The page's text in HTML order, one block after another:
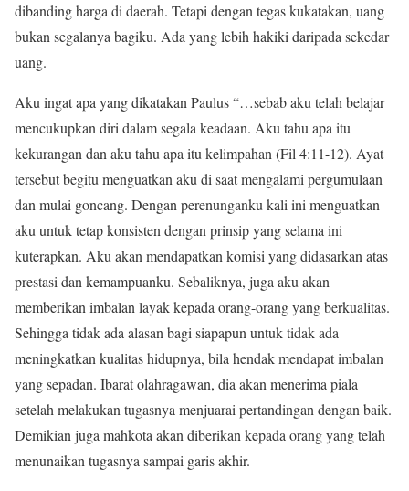
dibanding harga di daerah. Tetapi dengan tegas kukatakan, uang
bukan segalanya bagiku. Ada yang lebih hakiki daripada sekedar
uang.
Aku ingat apa yang dikatakan Paulus “…sebab aku telah belajar
mencukupkan diri dalam segala keadaan. Aku tahu apa itu
kekurangan dan aku tahu apa itu kelimpahan (Fil 4:11-12). Ayat
tersebut begitu menguatkan aku di saat mengalami pergumulaan
dan mulai goncang. Dengan perenunganku kali ini menguatkan
aku untuk tetap konsisten dengan prinsip yang selama ini
kuterapkan. Aku akan mendapatkan komisi yang didasarkan atas
prestasi dan kemampuanku. Sebaliknya, juga aku akan
memberikan imbalan layak kepada orang-orang yang berkualitas.
Sehingga tidak ada alasan bagi siapapun untuk tidak ada
meningkatkan kualitas hidupnya, bila hendak mendapat imbalan
yang sepadan. Ibarat olahragawan, dia akan menerima piala
setelah melakukan tugasnya menjuarai pertandingan dengan baik.
Demikian juga mahkota akan diberikan kepada orang yang telah
menunaikan tugasnya sampai garis akhir.